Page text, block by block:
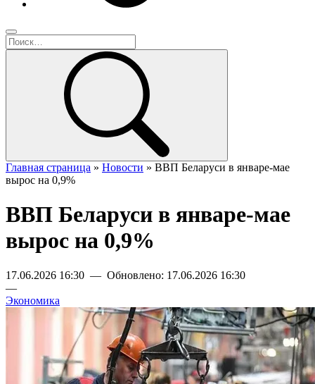
Главная страница » Новости » ВВП Беларуси в январе-мае
вырос на 0,9%
ВВП Беларуси в январе-мае
вырос на 0,9%
17.06.2026 16:30 — Обновлено: 17.06.2026 16:30
—
Экономика